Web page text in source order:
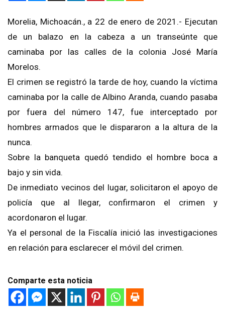
Morelia, Michoacán., a 22 de enero de 2021.- Ejecutan
de un balazo en la cabeza a un transeúnte que
caminaba por las calles de la colonia José María
Morelos.
El crimen se registró la tarde de hoy, cuando la víctima
caminaba por la calle de Albino Aranda, cuando pasaba
por fuera del número 147, fue interceptado por
hombres armados que le dispararon a la altura de la
nunca.
Sobre la banqueta quedó tendido el hombre boca a
bajo y sin vida.
De inmediato vecinos del lugar, solicitaron el apoyo de
policía que al llegar, confirmaron el crimen y
acordonaron el lugar.
Ya el personal de la Fiscalía inició las investigaciones
en relación para esclarecer el móvil del crimen.
Comparte esta noticia